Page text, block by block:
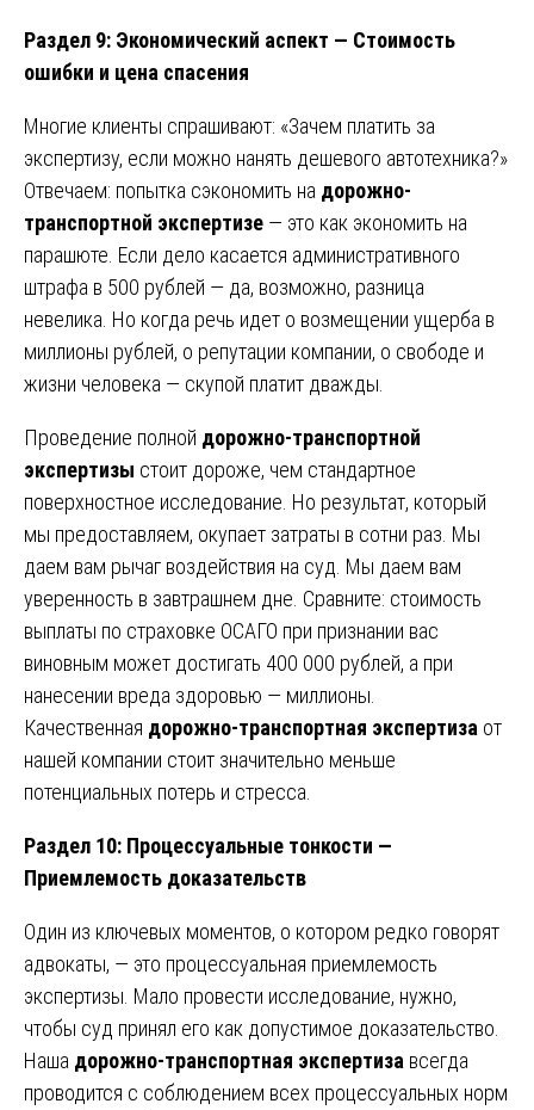
Раздел 9: Экономический аспект — Стоимость
ошибки и цена спасения
Многие клиенты спрашивают: «Зачем платить за
экспертизу, если можно нанять дешевого автотехника?»
Отвечаем: попытка сэкономить на дорожно-
транспортной экспертизе — это как экономить на
парашюте. Если дело касается административного
штрафа в 500 рублей — да, возможно, разница
невелика. Но когда речь идет о возмещении ущерба в
миллионы рублей, о репутации компании, о свободе и
жизни человека — скупой платит дважды.
Проведение полной дорожно-транспортной
экспертизы стоит дороже, чем стандартное
поверхностное исследование. Но результат, который
мы предоставляем, окупает затраты в сотни раз. Мы
даем вам рычаг воздействия на суд. Мы даем вам
уверенность в завтрашнем дне. Сравните: стоимость
выплаты по страховке ОСАГО при признании вас
виновным может достигать 400 000 рублей, а при
нанесении вреда здоровью — миллионы.
Качественная дорожно-транспортная экспертиза от
нашей компании стоит значительно меньше
потенциальных потерь и стресса.
Раздел 10: Процессуальные тонкости —
Приемлемость доказательств
Один из ключевых моментов, о котором редко говорят
адвокаты, — это процессуальная приемлемость
экспертизы. Мало провести исследование, нужно,
чтобы суд принял его как допустимое доказательство.
Наша дорожно-транспортная экспертиза всегда
проводится с соблюдением всех процессуальных норм